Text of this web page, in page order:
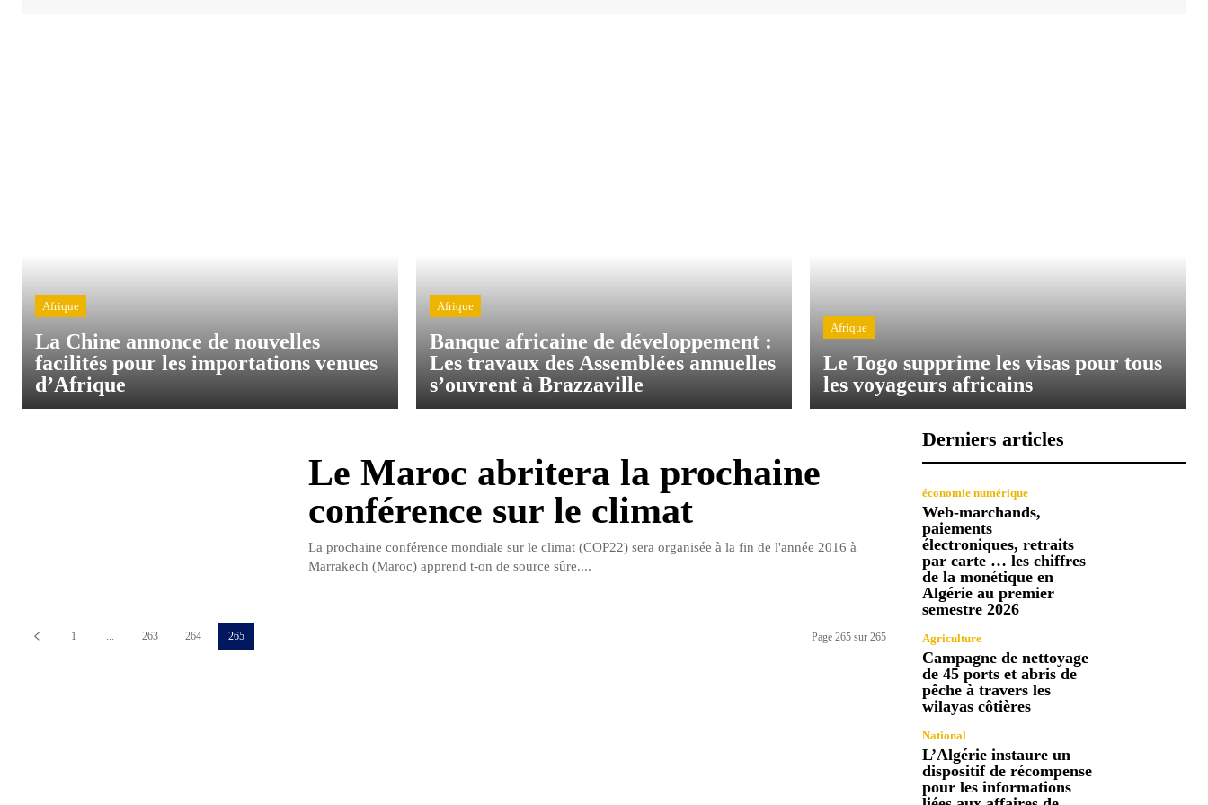
Afrique
La Chine annonce de nouvelles
facilités pour les importations venues
d’Afrique
Afrique
Banque africaine de développement :
Les travaux des Assemblées annuelles
s’ouvrent à Brazzaville
Afrique
Le Togo supprime les visas pour tous
les voyageurs africains
Le Maroc abritera la prochaine
conférence sur le climat
La prochaine conférence mondiale sur le climat (COP22) sera organisée à la fin de l'année 2016 à
Marrakech (Maroc) apprend t-on de source sûre....
1 ... 263 264 265 Page 265 sur 265
Derniers articles
économie numérique
Web-marchands,
paiements
électroniques, retraits
par carte … les chiffres
de la monétique en
Algérie au premier
semestre 2026
Agriculture
Campagne de nettoyage
de 45 ports et abris de
pêche à travers les
wilayas côtières
National
L’Algérie instaure un
dispositif de récompense
pour les informations